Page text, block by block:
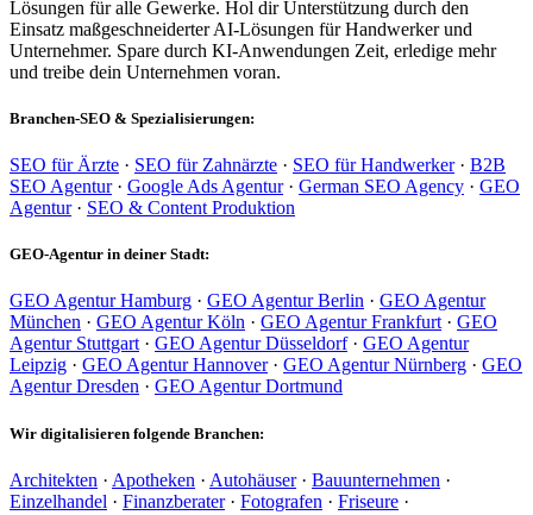
Lösungen für alle Gewerke. Hol dir Unterstützung durch den
Einsatz maßgeschneiderter AI-Lösungen für Handwerker und
Unternehmer. Spare durch KI-Anwendungen Zeit, erledige mehr
und treibe dein Unternehmen voran.
Branchen-SEO & Spezialisierungen:
SEO für Ärzte · SEO für Zahnärzte · SEO für Handwerker· B2B
SEO Agentur· Google Ads Agentur· German SEO Agency · GEO
Agentur· SEO & Content Produktion
GEO-Agentur in deiner Stadt:
GEO Agentur Hamburg · GEO Agentur Berlin · GEO Agentur
München · GEO Agentur Köln · GEO Agentur Frankfurt· GEO
Agentur Stuttgart· GEO Agentur Düsseldorf· GEO Agentur
Leipzig · GEO Agentur Hannover· GEO Agentur Nürnberg · GEO
Agentur Dresden · GEO Agentur Dortmund
Wir digitalisieren folgende Branchen:
Architekten · Apotheken · Autohäuser· Bauunternehmen ·
Einzelhandel · Finanzberater· Fotografen · Friseure ·